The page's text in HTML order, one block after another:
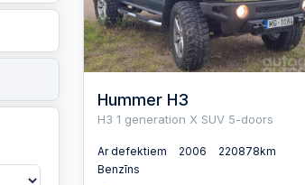
Hummer H3
H3 1 generation X SUV 5-doors
Ar defektiem 2006
220878km
Benzīns